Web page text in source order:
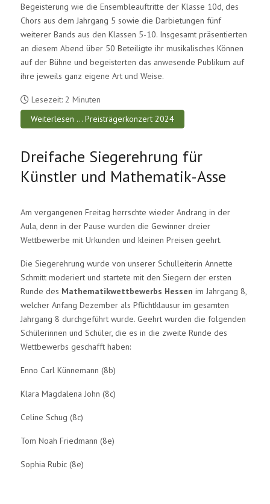
Begeisterung wie die Ensembleauftritte der Klasse 10d, des
Chors aus dem Jahrgang 5 sowie die Darbietungen fünf
weiterer Bands aus den Klassen 5-10. Insgesamt präsentierten
an diesem Abend über 50 Beteiligte ihr musikalisches Können
auf der Bühne und begeisterten das anwesende Publikum auf
ihre jeweils ganz eigene Art und Weise.
Lesezeit: 2 Minuten
Weiterlesen … Preisträgerkonzert 2024
Dreifache Siegerehrung für
Künstler und Mathematik-Asse
Am vergangenen Freitag herrschte wieder Andrang in der
Aula, denn in der Pause wurden die Gewinner dreier
Wettbewerbe mit Urkunden und kleinen Preisen geehrt.
Die Siegerehrung wurde von unserer Schulleiterin Annette
Schmitt moderiert und startete mit den Siegern der ersten
Runde des Mathematikwettbewerbs Hessenim Jahrgang 8,
welcher Anfang Dezember als Pflichtklausur im gesamten
Jahrgang 8 durchgeführt wurde. Geehrt wurden die folgenden
Schülerinnen und Schüler, die es in die zweite Runde des
Wettbewerbs geschafft haben:
Enno Carl Künnemann (8b)
Klara Magdalena John (8c)
Celine Schug (8c)
Tom Noah Friedmann (8e)
Sophia Rubic (8e)